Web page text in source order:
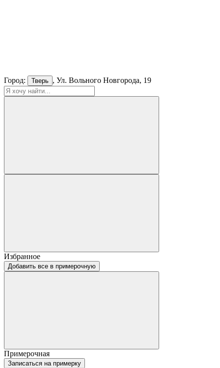
Город: Тверь , Ул. Вольного Новгорода, 19
Избранное
Добавить все в примерочную
Примерочная
Записаться на примерку